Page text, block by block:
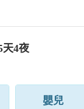
天4夜
嬰兒